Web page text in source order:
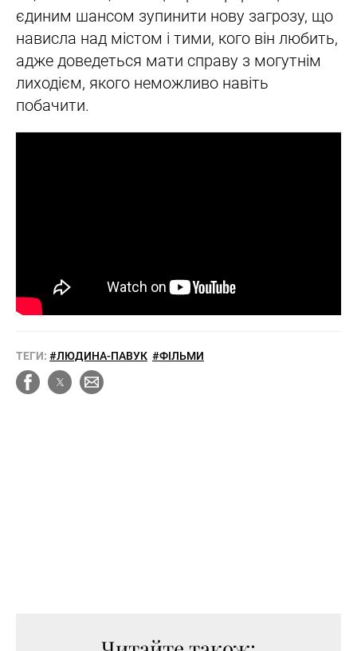
єдиним шансом зупинити нову загрозу, що
нависла над містом і тими, кого він любить,
адже доведеться мати справу з могутнім
лиходієм, якого неможливо навіть
побачити.
ТЕГИ: #ЛЮДИНА-ПАВУК #ФІЛЬМИ